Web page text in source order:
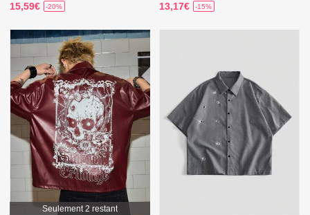
15,59€ -20% 13,17€ -15%
Seulement 2 restant